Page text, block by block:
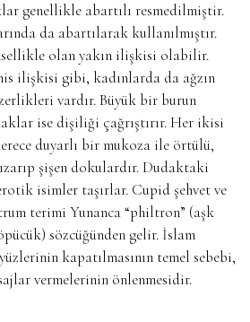
genellikle abartılı resmedilmiştir.
da abartılarak kullanılmıştır.
olan yakın ilişkisi olabilir.
ilişkisi gibi, kadınlarda da ağzın
vardır. Büyük bir burun
ise dişiliği çağrıştırır. Her ikisi
duyarlı bir mukoza ile örtülü,
şişen dokulardır. Dudaktaki
isimler taşırlar. Cupid şehvet ve
terimi Yunanca “philtron” (aşk
sözcüğünden gelir. İslam
kapatılmasının temel sebebi,
vermelerinin önlenmesidir.